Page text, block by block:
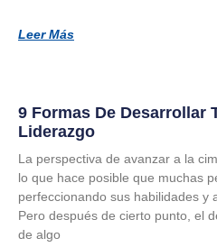
Leer Más
9 Formas De Desarrollar
Liderazgo
La perspectiva de avanzar a la
lo que hace posible que muchas
perfeccionando sus habilidades y
Pero después de cierto punto, el
de algo